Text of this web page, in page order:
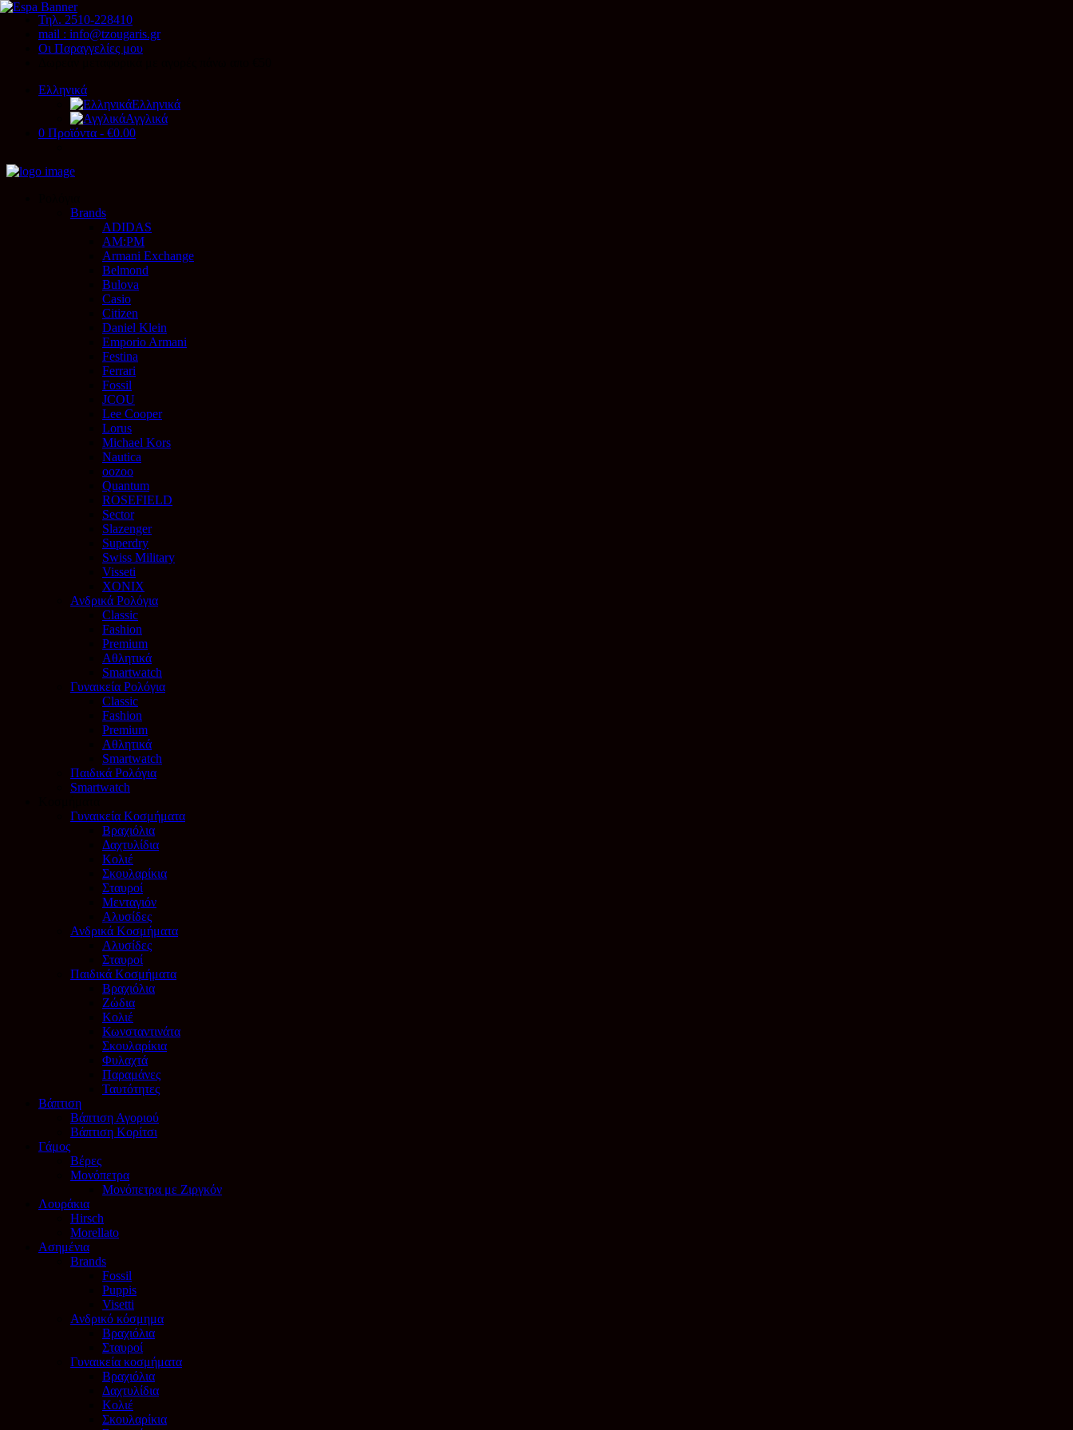
Τηλ. 2510-228410
mail : info@tzougaris.gr
Οι Παραγγελίες μου
Ελληνικά
Ελληνικά
Αγγλικά
0 Προϊόντα - €0.00
Brands
ADIDAS
AM:PM
Armani Exchange
Belmond
Bulova
Casio
Citizen
Daniel Klein
Emporio Armani
Festina
Ferrari
Fossil
JCOU
Lee Cooper
Lorus
Michael Kors
Nautica
oozoo
Quantum
ROSEFIELD
Sector
Slazenger
Superdry
Swiss Military
Visseti
XONIX
Ανδρικά Ρολόγια
Classic
Fashion
Premium
Αθλητικά
Smartwatch
Γυναικεία Ρολόγια
Classic
Fashion
Premium
Αθλητικά
Smartwatch
Παιδικά Ρολόγια
Smartwatch
Γυναικεία Κοσμήματα
Βραχιόλια
Δαχτυλίδια
Κολιέ
Σκουλαρίκια
Σταυροί
Μενταγιόν
Αλυσίδες
Ανδρικά Κοσμήματα
Αλυσίδες
Σταυροί
Παιδικά Κοσμήματα
Βραχιόλια
Ζώδια
Κολιέ
Κωνσταντινάτα
Σκουλαρίκια
Φυλαχτά
Παραμάνες
Ταυτότητες
Βάπτιση
Βάπτιση Αγοριού
Βάπτιση Κορίτσι
Γάμος
Βέρες
Μονόπετρα
Μονόπετρα με Ζιργκόν
Λουράκια
Hirsch
Morellato
Ασημένια
Brands
Fossil
Puppis
Visetti
Ανδρικό κόσμημα
Βραχιόλια
Σταυροί
Γυναικεία κοσμήματα
Βραχιόλια
Δαχτυλίδια
Κολιέ
Σκουλαρίκια